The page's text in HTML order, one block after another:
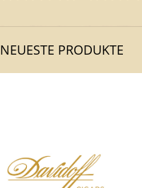
NEUESTE PRODUKTE